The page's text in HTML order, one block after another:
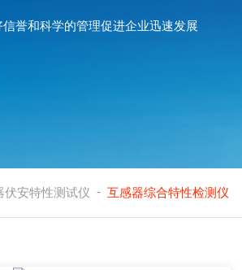
誉和科学的管理促进企业迅速发展
伏安特性测试仪 - 互感器综合特性检测仪